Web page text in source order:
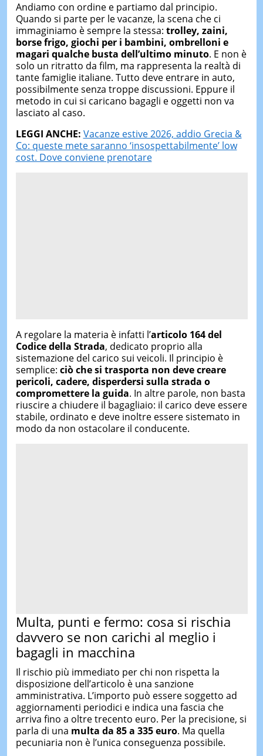
Andiamo con ordine e partiamo dal principio.
Quando si parte per le vacanze, la scena che ci
immaginiamo è sempre la stessa: trolley, zaini,
borse frigo, giochi per i bambini, ombrelloni e
magari qualche busta dell’ultimo minuto. E non è
solo un ritratto da film, ma rappresenta la realtà di
tante famiglie italiane. Tutto deve entrare in auto,
possibilmente senza troppe discussioni. Eppure il
metodo in cui si caricano bagagli e oggetti non va
lasciato al caso.
LEGGI ANCHE: Vacanze estive 2026, addio Grecia &
Co: queste mete saranno ‘insospettabilmente’ low
cost. Dove conviene prenotare
A regolare la materia è infatti l’articolo 164 del
Codice della Strada, dedicato proprio alla
sistemazione del carico sui veicoli. Il principio è
semplice: ciò che si trasporta non deve creare
pericoli, cadere, disperdersi sulla strada o
compromettere la guida. In altre parole, non basta
riuscire a chiudere il bagagliaio: il carico deve essere
stabile, ordinato e deve inoltre essere sistemato in
modo da non ostacolare il conducente.
Multa, punti e fermo: cosa si rischia
davvero se non carichi al meglio i
bagagli in macchina
Il rischio più immediato per chi non rispetta la
disposizione dell’articolo è una sanzione
amministrativa. L’importo può essere soggetto ad
aggiornamenti periodici e indica una fascia che
arriva fino a oltre trecento euro. Per la precisione, si
parla di una multa da 85 a 335 euro. Ma quella
pecuniaria non è l’unica conseguenza possibile.